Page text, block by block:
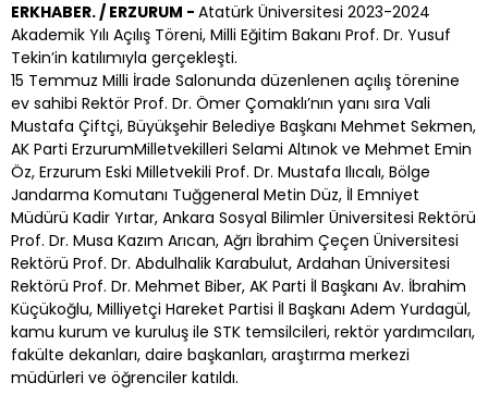
ERKHABER. / ERZURUM - Atatürk Üniversitesi 2023-2024
Akademik Yılı Açılış Töreni, Milli Eğitim Bakanı Prof. Dr. Yusuf
Tekin’in katılımıyla gerçekleşti.
15 Temmuz Milli İrade Salonunda düzenlenen açılış törenine
ev sahibi Rektör Prof. Dr. Ömer Çomaklı’nın yanı sıra Vali
Mustafa Çiftçi, Büyükşehir Belediye Başkanı Mehmet Sekmen,
AK Parti ErzurumMilletvekilleri Selami Altınok ve Mehmet Emin
Öz, Erzurum Eski Milletvekili Prof. Dr. Mustafa Ilıcalı, Bölge
Jandarma Komutanı Tuğgeneral Metin Düz, İl Emniyet
Müdürü Kadir Yırtar, Ankara Sosyal Bilimler Üniversitesi Rektörü
Prof. Dr. Musa Kazım Arıcan, Ağrı İbrahim Çeçen Üniversitesi
Rektörü Prof. Dr. Abdulhalik Karabulut, Ardahan Üniversitesi
Rektörü Prof. Dr. Mehmet Biber, AK Parti İl Başkanı Av. İbrahim
Küçükoğlu, Milliyetçi Hareket Partisi İl Başkanı Adem Yurdagül,
kamu kurum ve kuruluş ile STK temsilcileri, rektör yardımcıları,
fakülte dekanları, daire başkanları, araştırma merkezi
müdürleri ve öğrenciler katıldı.